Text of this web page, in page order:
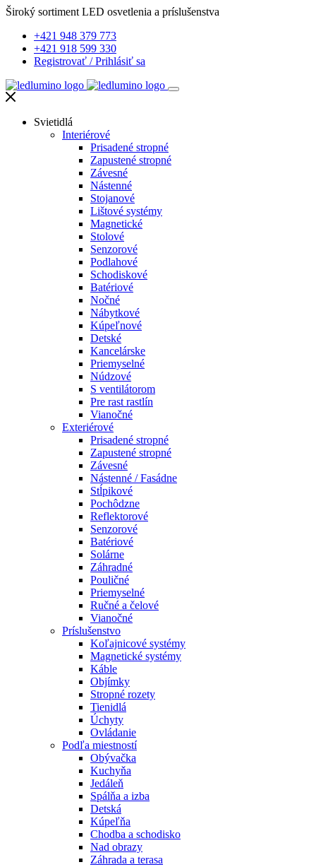
Široký sortiment LED osvetlenia a príslušenstva
+421 948 379 773
+421 918 599 330
Registrovať /Prihlásiť sa
Svietidlá
Interiérové
Prisadené stropné
Zapustené stropné
Závesné
Nástenné
Stojanové
Lištové systémy
Magnetické
Stolové
Senzorové
Podlahové
Schodiskové
Batériové
Nočné
Nábytkové
Kúpeľnové
Detské
Kancelárske
Priemyselné
Núdzové
S ventilátorom
Pre rast rastlín
Vianočné
Exteriérové
Prisadené stropné
Zapustené stropné
Závesné
Nástenné / Fasádne
Stĺpikové
Pochôdzne
Reflektorové
Senzorové
Batériové
Solárne
Záhradné
Pouličné
Priemyselné
Ručné a čelové
Vianočné
Príslušenstvo
Koľajnicové systémy
Magnetické systémy
Káble
Objímky
Stropné rozety
Tienidlá
Úchyty
Ovládanie
Podľa miestností
Obývačka
Kuchyňa
Jedáleň
Spálňa a izba
Detská
Kúpeľňa
Chodba a schodisko
Nad obrazy
Záhrada a terasa